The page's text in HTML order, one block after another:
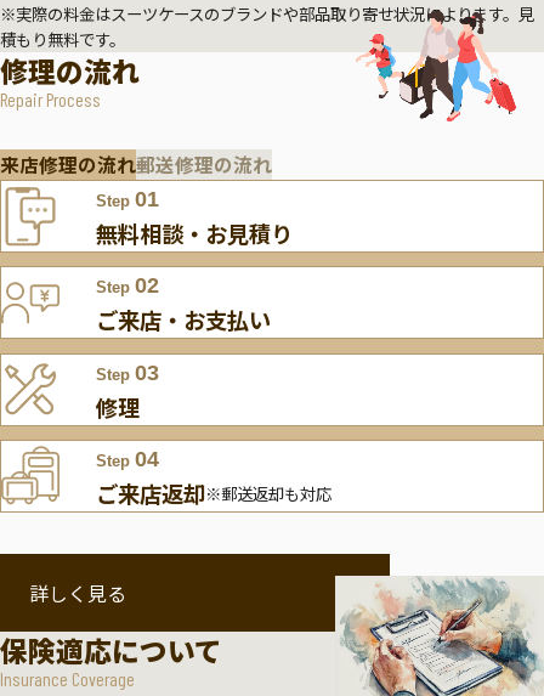
※実際の料金はスーツケースのブランドや部品取り寄せ状況によります。見
積もり無料です。
修理の流れ
Repair Process
来店修理の流れ郵送修理の流れ
Step 01
無料相談・お見積り
Step 02
ご来店・お支払い
Step 03
修理
Step 04
ご来店返却※郵送返却も対応
詳しく見る
保険適応について
Insurance Coverage